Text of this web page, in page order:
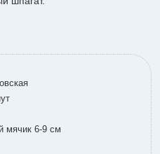
мячик 6-9 см